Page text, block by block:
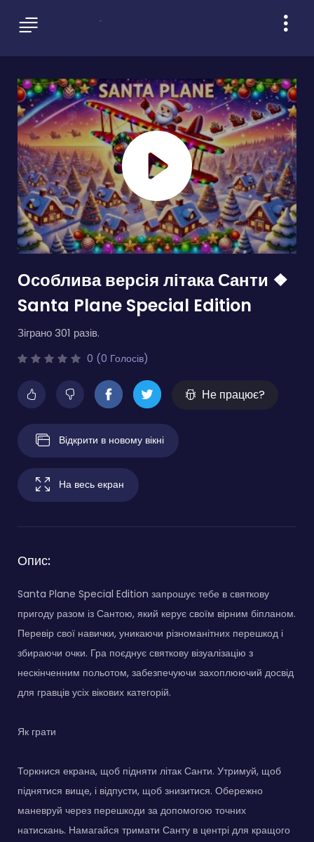
Особлива версія літака Санти ❖
Santa Plane Special Edition
Зіграно 301 разів.
0 (0 Голосів)
Не працює?
Відкрити в новому вікні
На весь екран
Опис:
Santa Plane Special Edition запрошує тебе в святкову
пригоду разом із Сантою, який керує своїм вірним біпланом.
Перевір свої навички, уникаючи різноманітних перешкод і
збираючи очки. Гра поєднує святкову візуалізацію з
нескінченним польотом, забезпечуючи захоплюючий досвід
для гравців усіх вікових категорій.
Як грати
Торкнися екрана, щоб підняти літак Санти. Утримуй, щоб
піднятися вище, і відпусти, щоб знизитися. Обережно
маневруй через перешкоди за допомогою точних
натискань. Намагайся тримати Санту в центрі для кращого